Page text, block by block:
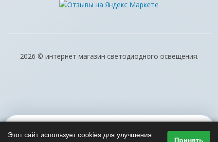
2026 © интернет магазин светодиодного освещения.
Этот сайт использует cookies для улучшения
Принять